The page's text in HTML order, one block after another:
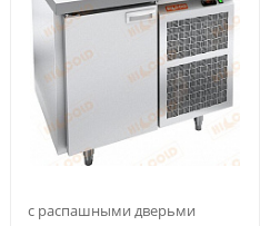
с распашными дверьми